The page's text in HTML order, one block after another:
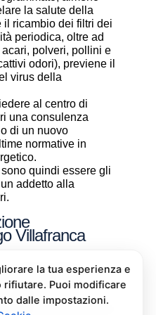
la salute della
il ricambio dei filtri dei
periodica, oltre ad
polveri, pollini e
odori), previene il
virus della
al centro di
una consulenza
di un nuovo
normative in
quindi essere gli
addetto alla
Villafranca
condizionatori è
fatta con
per non
e alla salute di